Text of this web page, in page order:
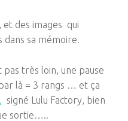
et des images qui
sa mémoire.
pas très loin, une pause
là = 3 rangs … et ça
signé Lulu Factory, bien
sortie…..